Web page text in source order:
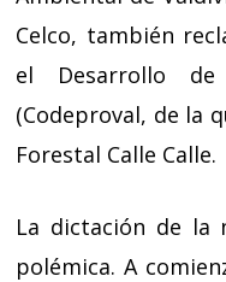
Celco, también
el Desarrollo
(Codeproval, de la
Forestal Calle Calle.
La dictación de la
polémica. A